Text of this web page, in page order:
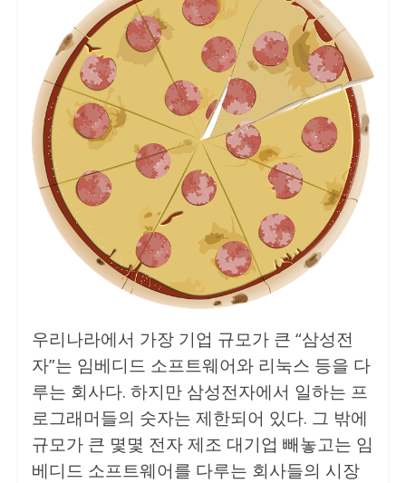
우리나라에서 가장 기업 규모가 큰 “삼성전
자”는 임베디드 소프트웨어와 리눅스 등을 다
루는 회사다. 하지만 삼성전자에서 일하는 프
로그래머들의 숫자는 제한되어 있다. 그 밖에
규모가 큰 몇몇 전자 제조 대기업 빼놓고는 임
베디드 소프트웨어를 다루는 회사들의 시장